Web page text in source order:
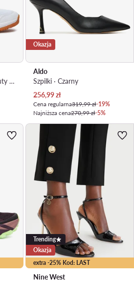
Upcourt 6 1072A107 · Buty halowe
Okazja
Aldo
Szpilki · Czarny
Aktualna cena
256,99zł
Cena regularna319,99 zł-19%
Najniższa cena270,99 zł-5%
extra -25% Kod: LAST
Trending
Okazja
Nine West